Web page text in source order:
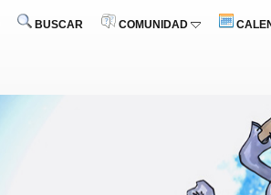
BUSCAR COMUNIDAD